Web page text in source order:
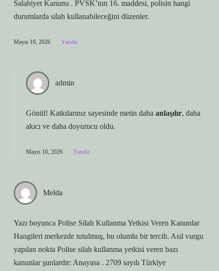
Salahiyet Kanunu . PVSK’nın 16. maddesi, polisin hangi
durumlarda silah kullanabileceğini düzenler.
Mayıs 10, 2026 Yanıtla
admin
Gönül! Katkılarınız sayesinde metin daha anlaşılır, daha
akıcı ve daha doyurucu oldu.
Mayıs 10, 2026 Yanıtla
Melda
Yazı boyunca Polise Silah Kullanma Yetkisi Veren Kanunlar
Hangileri merkezde tutulmuş, bu olumlu bir tercih. Asıl vurgu
yapılan nokta Polise silah kullanma yetkisi veren bazı
kanunlar şunlardır: Anayasa . 2709 sayılı Türkiye